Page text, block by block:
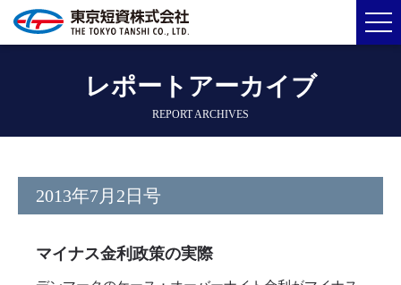
レポートアーカイブ
REPORT ARCHIVES
2013年7月2日号
マイナス金利政策の実際